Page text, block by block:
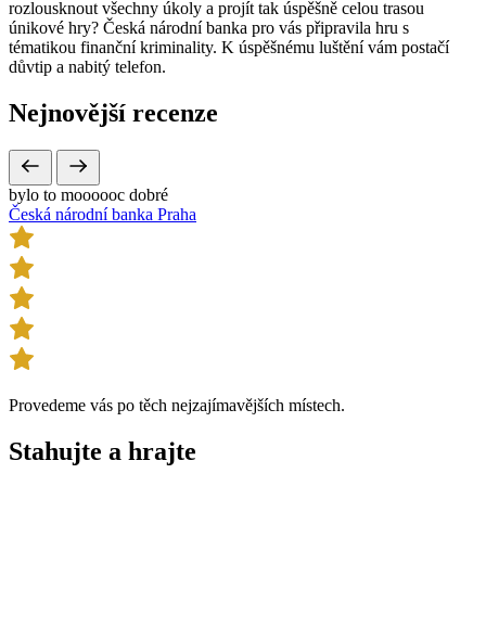
rozlousknout všechny úkoly a projít tak úspěšně celou trasou
únikové hry? Česká národní banka pro vás připravila hru s
tématikou finanční kriminality. K úspěšnému luštění vám postačí
důvtip a nabitý telefon.
Nejnovější recenze
bylo to moooooc dobré
Česká národní banka Praha
Provedeme vás po těch nejzajímavějších místech.
Stahujte a hrajte